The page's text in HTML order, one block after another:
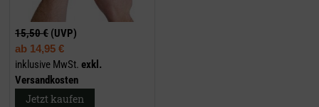
15,50 € (UVP)
ab 14,95 €
inklusive MwSt. exkl.
Versandkosten
Jetzt kaufen